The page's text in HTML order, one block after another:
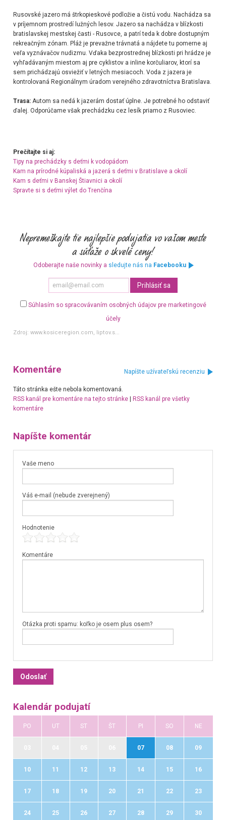
Rusovské jazero má štrkopieskové podložie a čistú vodu. Nachádza sa
v príjemnom prostredí lužných lesov. Jazero sa nachádza v blízkosti
bratislavskej mestskej časti - Rusovce, a patrí teda k dobre dostupným
rekreačným zónam. Pláž je prevažne trávnatá a nájdete tu pomerne aj
veľa vyznávačov nudizmu. Vďaka bezprostrednej blízkosti pri hrádze je
vyhľadávaným miestom aj pre cyklistov a inline korčuliarov, ktorí sa
sem prichádzajú osviežiť v letných mesiacoch. Voda z jazera je
kontrolovaná Regionálnym úradom verejného zdravotníctva Bratislava.
Trasa: Autom sa nedá k jazerám dostať úplne. Je potrebné ho odstaviť
ďalej. Odporúčame však prechádzku cez lesík priamo z Rusoviec.
Prečítajte si aj:
Tipy na prechádzky s deťmi k vodopádom
Kam na prírodné kúpaliská a jazerá s deťmi v Bratislave a okolí
Kam s deťmi v Banskej Štiavnici a okolí
Spravte si s deťmi výlet do Trenčína
Odoberajte naše novinky a sledujte nás na Facebooku
Súhlasím so spracovávaním osobných údajov pre marketingové
účely
Zdroj: www.kosiceregion.com, liptov.s...
Komentáre Napíšte užívateľskú recenziu
Táto stránka ešte nebola komentovaná.
RSS kanál pre komentáre na tejto stránke|
RSS kanál pre všetky
komentáre
Napíšte komentár
Vaše meno
Váš e-mail (nebude zverejnený)
Hodnotenie
Komentáre
Otázka proti spamu: koľko je osem plus osem?
Kalendár podujatí
PO UT ST ŠT PI SO NE
07 08 09
10 11 12 13 14 15 16
17 18 19 20 21 22 23
24 25 26 27 28 29 30